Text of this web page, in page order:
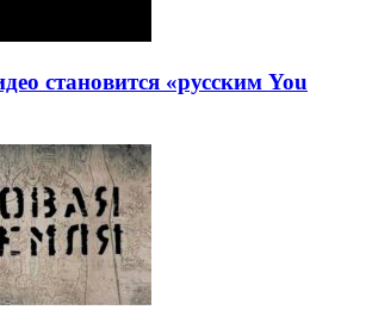
становится «русским You